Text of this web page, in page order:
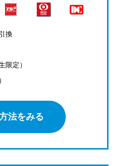
換
限定）
法をみる